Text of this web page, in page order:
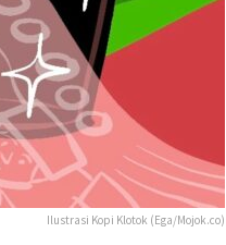
Ilustrasi Kopi Klotok (Ega/Mojok.co)